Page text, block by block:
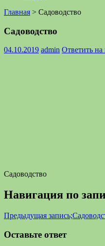
Главная > Садоводство
Садоводство
04.10.2019 admin Ответить
Садоводство
Навигация по
Предыдущая запись;
Оставьте ответ